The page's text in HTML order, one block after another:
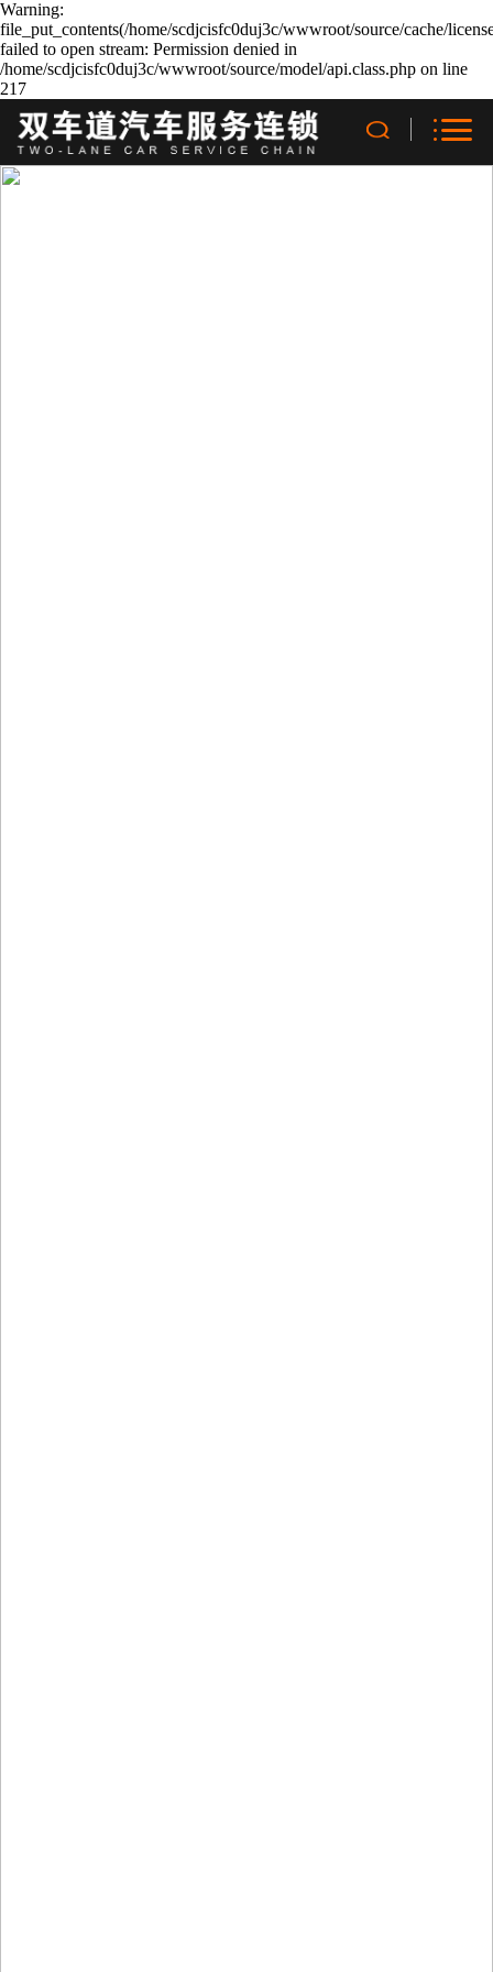
Warning:
file_put_contents(/home/scdjcisfc0duj3c/wwwroot/source/cache/
failed to open stream: Permission denied in
/home/scdjcisfc0duj3c/wwwroot/source/model/api.class.php on line
217